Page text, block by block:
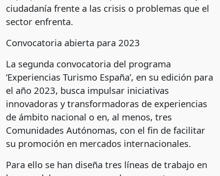
ciudadanía frente a las crisis o problemas que el
sector enfrenta.
Convocatoria abierta para 2023
La segunda convocatoria del programa
‘Experiencias Turismo España’, en su edición para
el año 2023, busca impulsar iniciativas
innovadoras y transformadoras de experiencias
de ámbito nacional o en, al menos, tres
Comunidades Autónomas, con el fin de facilitar
su promoción en mercados internacionales.
Para ello se han diseña tres líneas de trabajo en